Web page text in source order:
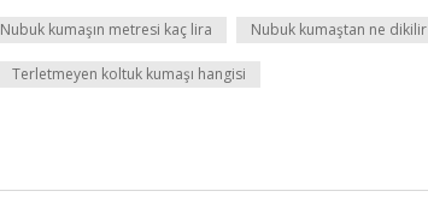
Nubuk kumaşın metresi kaç lira Nubuk kumaştan ne dikilir
Terletmeyen koltuk kumaşı hangisi